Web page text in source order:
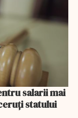
salarii mai
statului